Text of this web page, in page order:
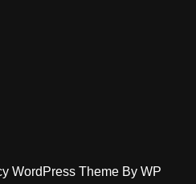
WordPress Theme By WP